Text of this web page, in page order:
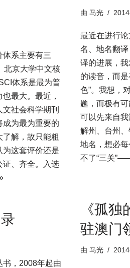
体系主要有三
北京大学中文核
体系是最为普
最大。最近，
社会科学期刊
成为最为重要的
解，故只能粗
为这套评价还是
证、齐全。入选
由 马光
最近在进行
名、地名翻
译的进展，
的读音，而是
色”。我想，
题，而极有
可以先来自我
解州、台州
地名，想必
不了“三关
书，2008年起由
《孤
驻澳门
由 马光